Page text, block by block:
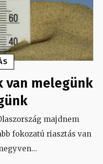
van melegünk
majdnem
fokozatú riasztás van
...